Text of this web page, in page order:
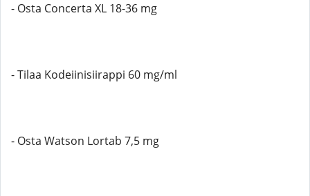
- Osta Concerta XL 18-36 mg
- Tilaa Kodeiinisiirappi 60 mg/ml
- Osta Watson Lortab 7,5 mg